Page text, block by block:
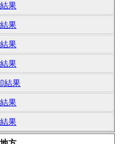
果
果
果
果
結果
果
果